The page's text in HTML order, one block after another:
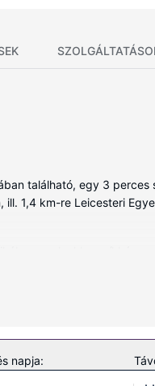
található, egy 3
1,4 km-re Leicesteri
vezeték nélküli
a(z) terasz
mint például a(z)
napja: